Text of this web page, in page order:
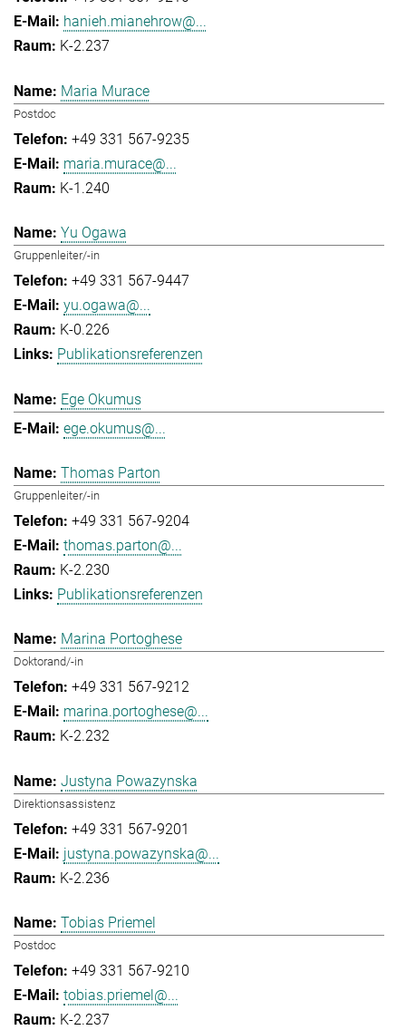
hanieh.mianehrow@...
K-2.237
Maria Murace
Postdoc
+49 331 567-9235
maria.murace@...
K-1.240
Yu Ogawa
Gruppenleiter/-in
+49 331 567-9447
yu.ogawa@...
K-0.226
Publikationsreferenzen
Ege Okumus
ege.okumus@...
Thomas Parton
Gruppenleiter/-in
+49 331 567-9204
thomas.parton@...
K-2.230
Publikationsreferenzen
Marina Portoghese
Doktorand/-in
+49 331 567-9212
marina.portoghese@...
K-2.232
Justyna Powazynska
Direktionsassistenz
+49 331 567-9201
justyna.powazynska@...
K-2.236
Tobias Priemel
Postdoc
+49 331 567-9210
tobias.priemel@...
K-2.237